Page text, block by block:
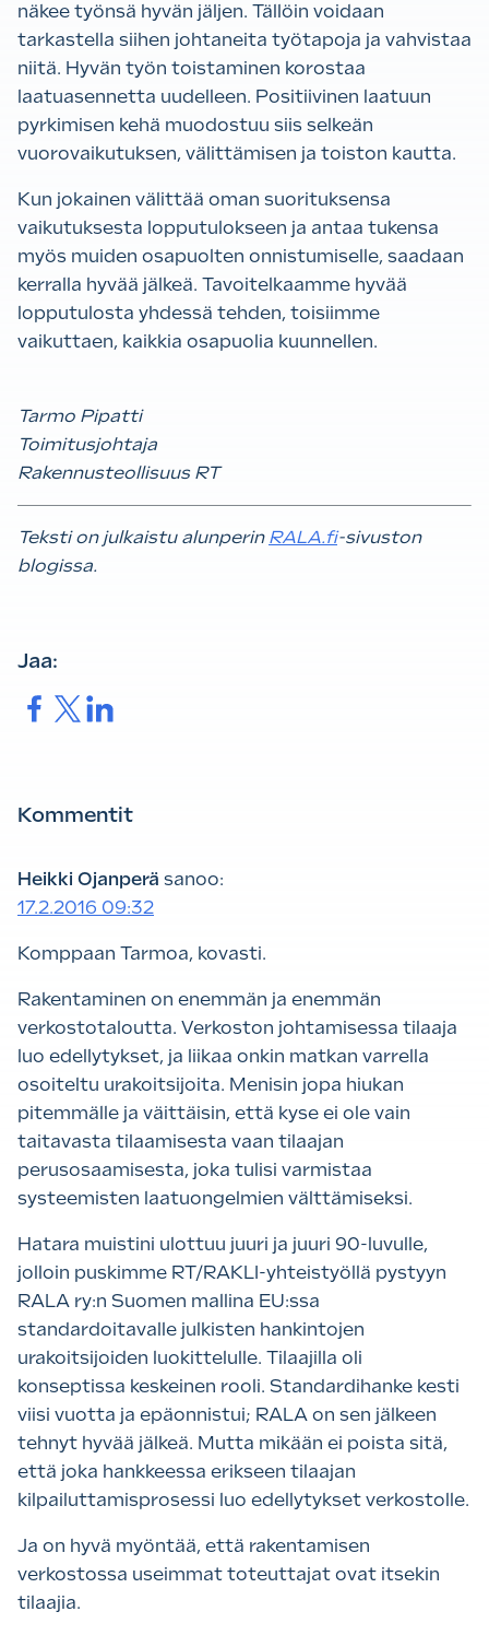
näkee työnsä hyvän jäljen. Tällöin voidaan
tarkastella siihen johtaneita työtapoja ja vahvistaa
niitä. Hyvän työn toistaminen korostaa
laatuasennetta uudelleen. Positiivinen laatuun
pyrkimisen kehä muodostuu siis selkeän
vuorovaikutuksen, välittämisen ja toiston kautta.
Kun jokainen välittää oman suorituksensa
vaikutuksesta lopputulokseen ja antaa tukensa
myös muiden osapuolten onnistumiselle, saadaan
kerralla hyvää jälkeä. Tavoitelkaamme hyvää
lopputulosta yhdessä tehden, toisiimme
vaikuttaen, kaikkia osapuolia kuunnellen.
Tarmo Pipatti
Toimitusjohtaja
Rakennusteollisuus RT
Teksti on julkaistu alunperin RALA.fi-sivuston
blogissa.
Jaa:
Jaa. Jaa.Jaa.
Kommentit
Heikki Ojanperä sanoo:
17.2.2016 09:32
Komppaan Tarmoa, kovasti.
Rakentaminen on enemmän ja enemmän
verkostotaloutta. Verkoston johtamisessa tilaaja
luo edellytykset, ja liikaa onkin matkan varrella
osoiteltu urakoitsijoita. Menisin jopa hiukan
pitemmälle ja väittäisin, että kyse ei ole vain
taitavasta tilaamisesta vaan tilaajan
perusosaamisesta, joka tulisi varmistaa
systeemisten laatuongelmien välttämiseksi.
Hatara muistini ulottuu juuri ja juuri 90-luvulle,
jolloin puskimme RT/RAKLI-yhteistyöllä pystyyn
RALA ry:n Suomen mallina EU:ssa
standardoitavalle julkisten hankintojen
urakoitsijoiden luokittelulle. Tilaajilla oli
konseptissa keskeinen rooli. Standardihanke kesti
viisi vuotta ja epäonnistui; RALA on sen jälkeen
tehnyt hyvää jälkeä. Mutta mikään ei poista sitä,
että joka hankkeessa erikseen tilaajan
kilpailuttamisprosessi luo edellytykset verkostolle.
Ja on hyvä myöntää, että rakentamisen
verkostossa useimmat toteuttajat ovat itsekin
tilaajia.